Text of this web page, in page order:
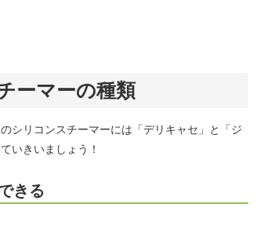
ーマーの種類
シリコンスチーマーには「デリキャセ」と「ジ
いきいましょう！
きる